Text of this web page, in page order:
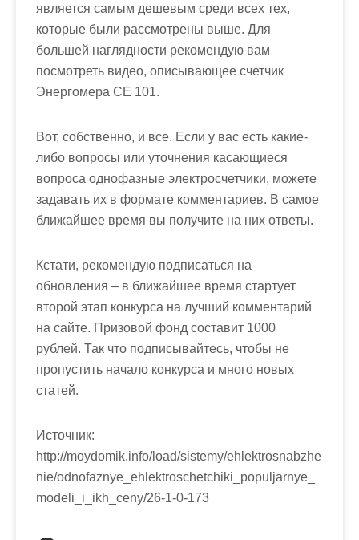
является самым дешевым среди всех тех,
которые были рассмотрены выше. Для
большей наглядности рекомендую вам
посмотреть видео, описывающее счетчик
Энергомера СЕ 101.
Вот, собственно, и все. Если у вас есть какие-
либо вопросы или уточнения касающиеся
вопроса однофазные электросчетчики, можете
задавать их в формате комментариев. В самое
ближайшее время вы получите на них ответы.
Кстати, рекомендую подписаться на
обновления – в ближайшее время стартует
второй этап конкурса на лучший комментарий
на сайте. Призовой фонд составит 1000
рублей. Так что подписывайтесь, чтобы не
пропустить начало конкурса и много новых
статей.
Источник:
http://moydomik.info/load/sistemy/ehlektrosnabzhe
nie/odnofaznye_ehlektroschetchiki_populjarnye_
modeli_i_ikh_ceny/26-1-0-173